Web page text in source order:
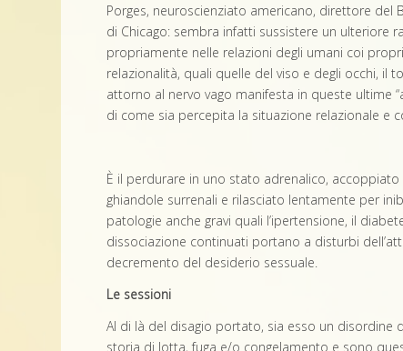
Porges, neuroscienziato americano, direttore del
di Chicago: sembra infatti sussistere un ulteriore
propriamente nelle relazioni degli umani coi
relazionalità, quali quelle del viso e degli occhi, il
attorno al nervo vago manifesta in queste ultime
di come sia percepita la situazione relazionale e
È il perdurare in uno stato adrenalico,
ghiandole surrenali e rilasciato lentamente per
patologie anche gravi quali l’ipertensione, il
dissociazione continuati portano a disturbi
decremento del desiderio sessuale.
Le sessioni
Al di là del disagio portato, sia esso un disordine
storia di lotta, fuga e/o congelamento e sono